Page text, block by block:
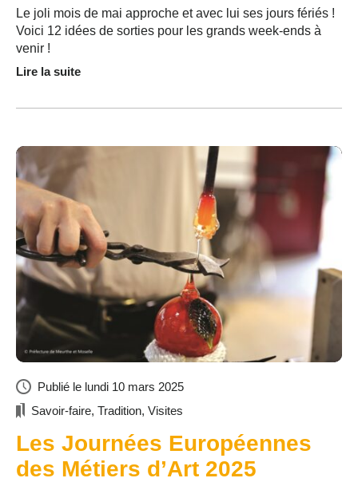
Le joli mois de mai approche et avec lui ses jours fériés !
Voici 12 idées de sorties pour les grands week-ends à
venir !
Lire la suite
Publié le lundi 10 mars 2025
Savoir-faire, Tradition, Visites
Les Journées Européennes
des Métiers d’Art 2025